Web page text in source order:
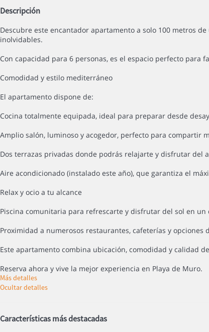
Descripción
Descubre este encantador apartamento a solo 100 metros
inolvidables.
Con capacidad para 6 personas, es el espacio perfecto
Comodidad y estilo mediterráneo
El apartamento dispone de:
Cocina totalmente equipada, ideal para preparar desde
Amplio salón, luminoso y acogedor, perfecto para compartir
Dos terrazas privadas donde podrás relajarte y disfrutar del
Aire acondicionado (instalado este año), que garantiza el
Relax y ocio a tu alcance
Piscina comunitaria para refrescarte y disfrutar del sol en
Proximidad a numerosos restaurantes, cafeterías y opciones
Este apartamento combina ubicación, comodidad y calidad
Reserva ahora y vive la mejor experiencia en Playa de Muro.
Más detalles
Ocultar detalles
Características más destacadas